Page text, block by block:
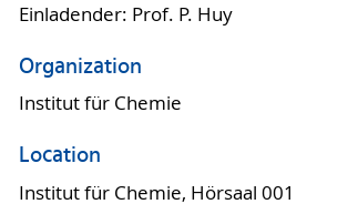
Einladender: Prof. P. Huy
Organization
Institut für Chemie
Location
Institut für Chemie, Hörsaal 001